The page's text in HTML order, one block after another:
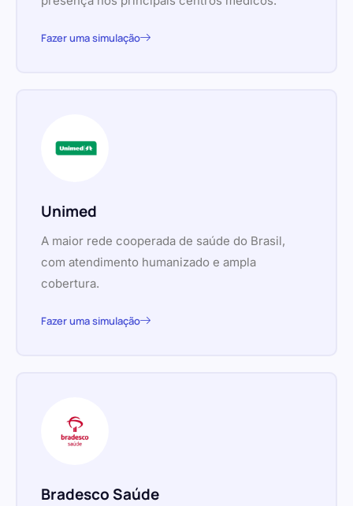
Fazer uma simulação
Unimed
A maior rede cooperada de saúde do Brasil,
com atendimento humanizado e ampla
cobertura.
Fazer uma simulação
Bradesco Saúde